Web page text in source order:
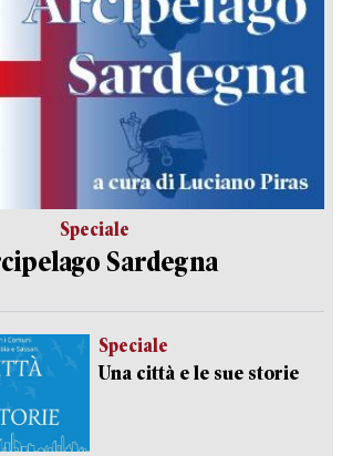
Speciale
Sardegna
Speciale
Una città e le sue storie